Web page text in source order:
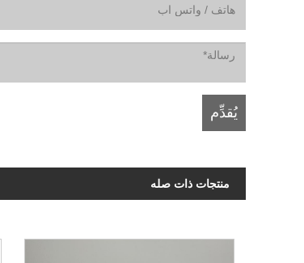
منتجات ذات صله